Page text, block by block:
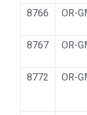
8766
OR-
8767
OR-
8772
OR-